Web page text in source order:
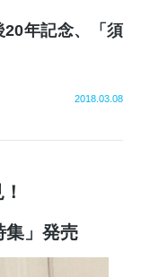
年記念、「須
2018.03.08
集」発売